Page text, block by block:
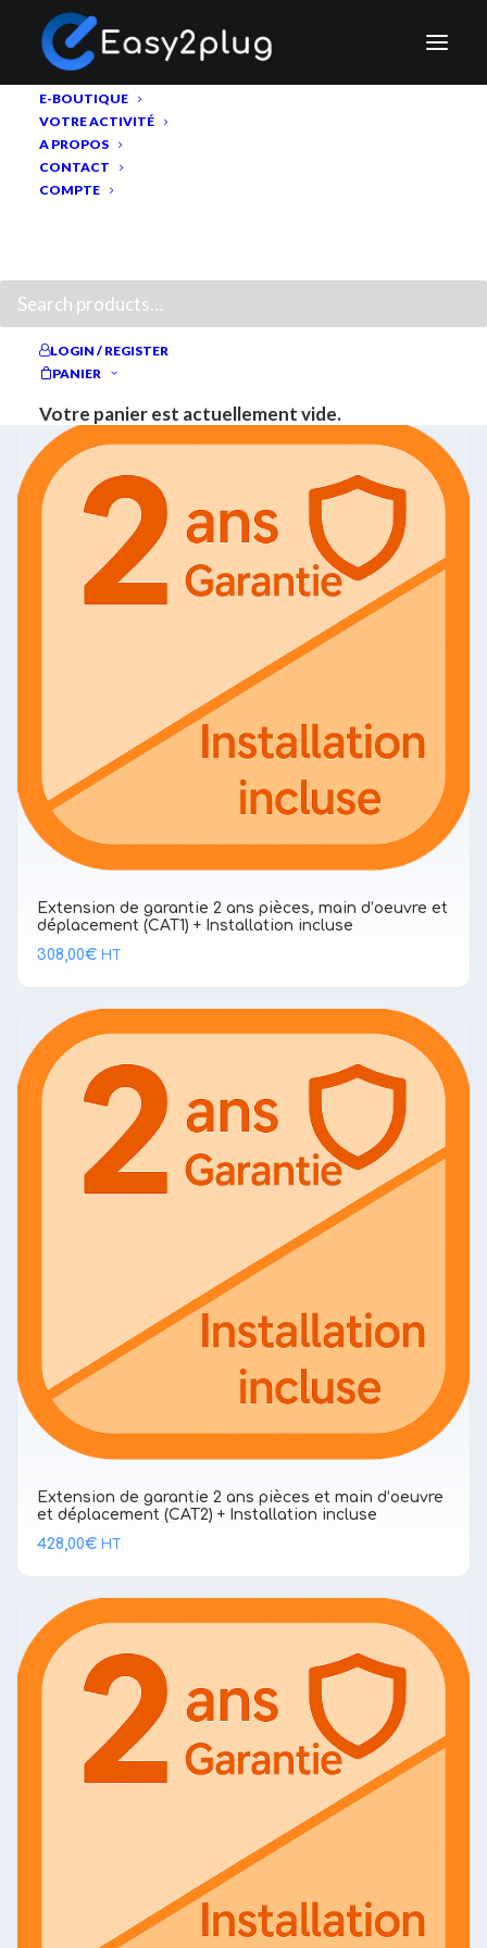
E-BOUTIQUE
VOTRE ACTIVITÉ
A PROPOS
CONTACT
COMPTE
LOGIN / REGISTER
PANIER
Votre panier est actuellement vide.
Extension de garantie 2 ans pièces, main d’oeuvre et
déplacement (CAT1) + Installation incluse
308,00€ HT
Extension de garantie 2 ans pièces et main d’oeuvre
et déplacement (CAT2) + Installation incluse
428,00€ HT